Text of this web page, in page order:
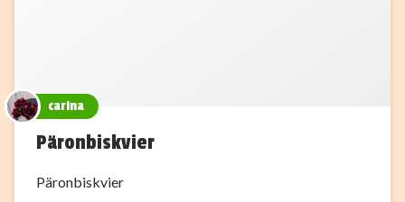
carina
Päronbiskvier
Päronbiskvier